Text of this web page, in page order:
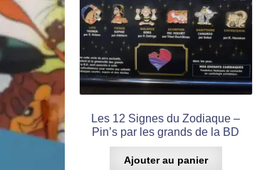
Les 12 Signes du Zodiaque –
Pin’s par les grands de la BD
Ajouter au panier